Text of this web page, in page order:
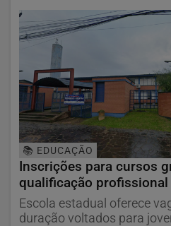
📚 EDUCAÇÃO
Inscrições para cursos
qualificação profissional
Escola estadual oferece
duração voltados para